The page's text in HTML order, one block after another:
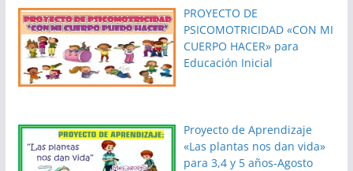
PROYECTO DE
PSICOMOTRICIDAD «CON MI
CUERPO HACER» para
Educación Inicial
Proyecto de Aprendizaje
«Las plantas nos dan vida»
para 3,4 y 5 años-Agosto